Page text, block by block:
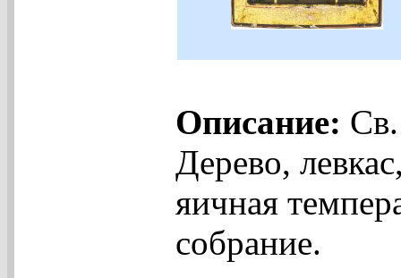
Описание:
Дерево,
яичная
собрание.